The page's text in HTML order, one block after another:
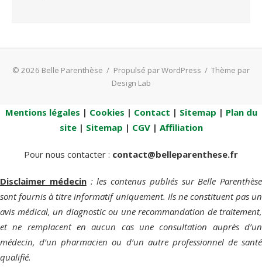
© 2026 Belle Parenthèse / Propulsé par WordPress / Thème par
Design Lab
Mentions légales | Cookies | Contact | Sitemap | Plan du
site| Sitemap | CGV| Affiliation
Pour nous contacter : contact@belleparenthese.fr
Disclaimer médecin: les contenus publiés sur Belle Parenthèse
sont fournis à titre informatif uniquement. Ils ne constituent pas un
avis médical, un diagnostic ou une recommandation de traitement,
et ne remplacent en aucun cas une consultation auprès d’un
médecin, d’un pharmacien ou d’un autre professionnel de santé
qualifié.